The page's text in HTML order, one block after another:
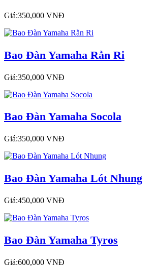
Giá:350,000 VNĐ
Bao Đàn Yamaha Rằn Ri
Giá:350,000 VNĐ
Bao Đàn Yamaha Socola
Giá:350,000 VNĐ
Bao Đàn Yamaha Lót Nhung
Giá:450,000 VNĐ
Bao Đàn Yamaha Tyros
Giá:600,000 VNĐ